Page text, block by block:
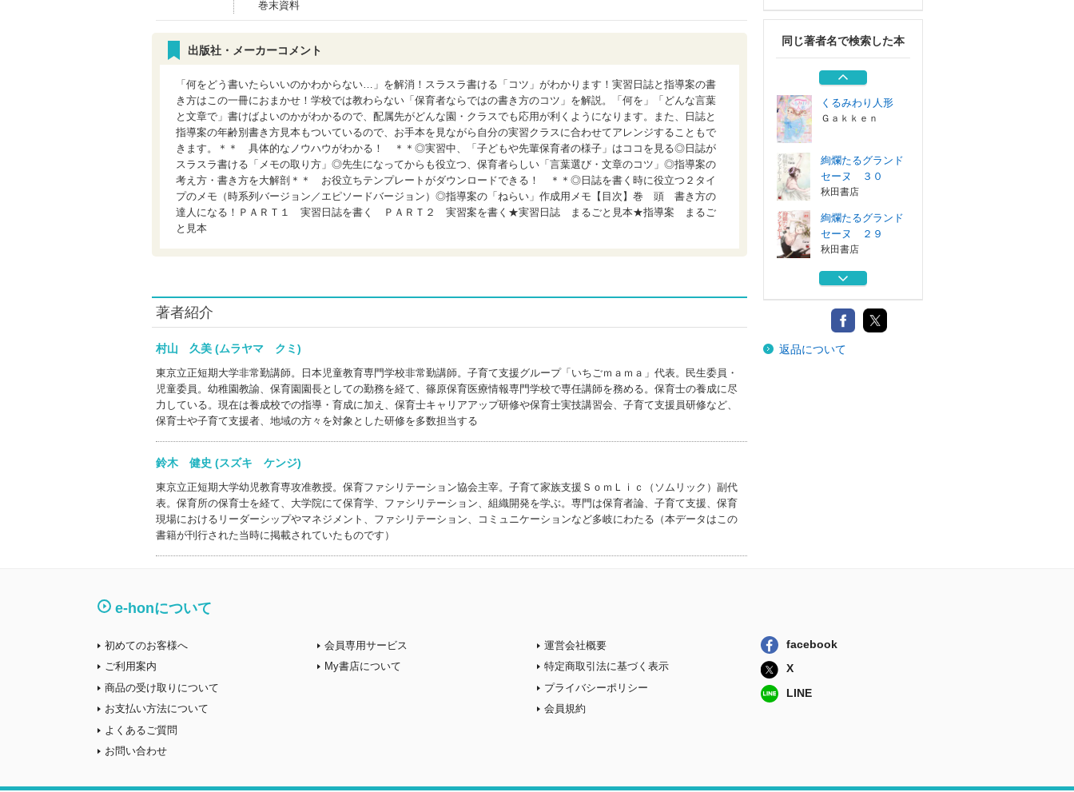
巻末資料
出版社・メーカーコメント
「何をどう書いたらいいのかわからない…」を解消！スラスラ書ける「コツ」がわかります！実習日誌と指導案の書
き方はこの一冊におまかせ！学校では教わらない「保育者ならではの書き方のコツ」を解説。「何を」「どんな言葉
と文章で」書けばよいのかがわかるので、配属先がどんな園・クラスでも応用が利くようになります。また、日誌と
指導案の年齢別書き方見本もついているので、お手本を見ながら自分の実習クラスに合わせてアレンジすることもで
きます。＊＊ 具体的なノウハウがわかる！ ＊＊◎実習中、「子どもや先輩保育者の様子」はココを見る◎日誌が
スラスラ書ける「メモの取り方」◎先生になってからも役立つ、保育者らしい「言葉選び・文章のコツ」◎指導案の
考え方・書き方を大解剖＊＊ お役立ちテンプレートがダウンロードできる！ ＊＊◎日誌を書く時に役立つ２タイ
プのメモ（時系列バージョン／エピソードバージョン）◎指導案の「ねらい」作成用メモ【目次】巻 頭 書き方の
達人になる！ＰＡＲＴ１ 実習日誌を書く ＰＡＲＴ２ 実習案を書く★実習日誌 まるごと見本★指導案 まるご
と見本
著者紹介
村山 久美 (ムラヤマ クミ)
東京立正短期大学非常勤講師。日本児童教育専門学校非常勤講師。子育て支援グループ「いちごｍａｍａ」代表。民生委員・
児童委員。幼稚園教諭、保育園園長としての勤務を経て、篠原保育医療情報専門学校で専任講師を務める。保育士の養成に尽
力している。現在は養成校での指導・育成に加え、保育士キャリアアップ研修や保育士実技講習会、子育て支援員研修など、
保育士や子育て支援者、地域の方々を対象とした研修を多数担当する
鈴木 健史 (スズキ ケンジ)
東京立正短期大学幼児教育専攻准教授。保育ファシリテーション協会主宰。子育て家族支援ＳｏｍＬｉｃ（ソムリック）副代
表。保育所の保育士を経て、大学院にて保育学、ファシリテーション、組織開発を学ぶ。専門は保育者論、子育て支援、保育
現場におけるリーダーシップやマネジメント、ファシリテーション、コミュニケーションなど多岐にわたる（本データはこの
書籍が刊行された当時に掲載されていたものです）
同じ著者名で検索した本
公人の友社
リトル☆バレリー
ナ ＳＰ３
Ｇａｋｋｅｎ
くるみわり人形
Ｇａｋｋｅｎ
絢爛たるグランド
セーヌ ３０
秋田書店
絢爛たるグランド
セーヌ ２９
秋田書店
自治体の公共交通
公人の友社
リトル☆バレリー
ナ ＳＰ３
返品について
e-honについて
初めてのお客様へ
ご利用案内
商品の受け取りについて
お支払い方法について
よくあるご質問
お問い合わせ
会員専用サービス
My書店について
運営会社概要
特定商取引法に基づく表示
プライバシーポリシー
会員規約
facebook
X
LINE